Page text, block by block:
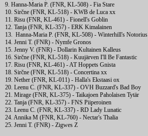
9. Hanna-Maria P. (FNR, KL-508) - Fia Stare
10. Sirčne (FNR, KL-518) - KWB de Luca xx
11. Risu (FNR, KL-461) - Fionell's Goblin
12. Tanja (FNR, KL-357) - ERK Kimalainen
13. Hanna-Maria P. (FNR, KL-508) - Winterhill's Notorius
14. Jenni T. (FNR) - Nymfe Gronos
15. Jenny V. (FNR) - Dollarin Kultainen Kalleus
16. Sirčne (FNR, KL-518) - Kuujärven I'll Be Fantastic
17. Risu (FNR, KL-461) - AT Hoppets Gnista
18. Sirčne (FNR, KL-518) - Concertina xx
19. Nether (FNR, KL-011) - Halla's Ekstaasi ox
20. Leenu C. (FNR, KL-337) - OVH Buzzard's Bad Boy
21. Mirage (FNR, KL-375) - Taikajoen Paholaisen Tytär
22. Tanja (FNR, KL-357) - FNS Piiperoinen
23. Leenu C. (FNR, KL-337) - RD Lady Lunatic
24. Annika M (FNR, KL-760) - Nectar's Thalia
25. Jenni T. (FNR) - Zigwes Z